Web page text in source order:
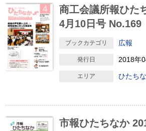
商工会議所報ひた
4月10日号 No.169
ブックカテゴリ 広報
発行日 2018年
エリア ひたち
市報ひたちなか